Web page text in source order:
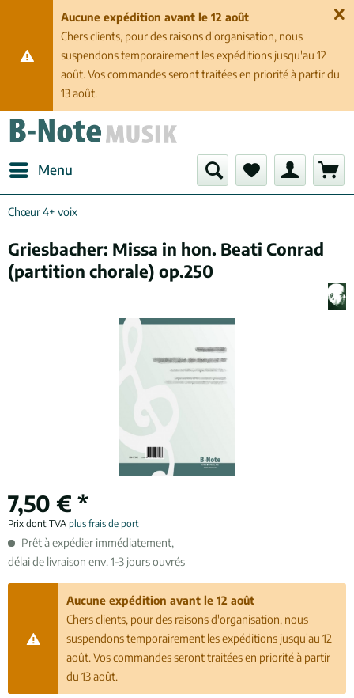
Aucune expédition avant le 12 août
Chers clients, pour des raisons d'organisation, nous
suspendons temporairement les expéditions jusqu'au 12
août. Vos commandes seront traitées en priorité à partir du
13 août.
Menu
Chœur 4+ voix
Griesbacher: Missa in hon. Beati Conrad
(partition chorale) op.250
7,50 € *
Prix dont TVA plus frais de port
Prêt à expédier immédiatement,
délai de livraison env. 1-3 jours ouvrés
Aucune expédition avant le 12 août
Chers clients, pour des raisons d'organisation, nous
suspendons temporairement les expéditions jusqu'au 12
août. Vos commandes seront traitées en priorité à partir
du 13 août.